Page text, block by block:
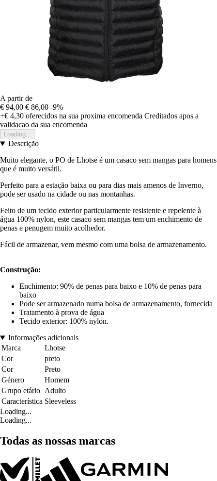
A partir de
€ 94,00 € 86,00 -9%
+€ 4,30 oferecidos na sua proxima encomenda Creditados apos a
validacao da sua encomenda
Loading...
Descrição
Muito elegante, o PO de Lhotse é um casaco sem mangas para homens
que é muito versátil.
Perfeito para a estação baixa ou para dias mais amenos de Inverno,
pode ser usado na cidade ou nas montanhas.
Feito de um tecido exterior particularmente resistente e repelente à
água 100% nylon, este casaco sem mangas tem um enchimento de
penas e penugem muito acolhedor.
Fácil de armazenar, vem mesmo com uma bolsa de armazenamento.
Construção:
Enchimento: 90% de penas para baixo e 10% de penas para
baixo
Pode ser armazenado numa bolsa de armazenamento, fornecida
Tratamento à prova de água
Tecido exterior: 100% nylon.
Informações adicionais
Marca
Lhotse
Cor
preto
Cor
Preto
Género
Homem
Grupo etário Adulto
Característica Sleeveless
Loading...
Loading...
Todas as nossas marcas